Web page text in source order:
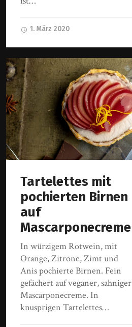
1. März 2020
Tartelettes mit
pochierten Birnen
auf
Mascarponecreme
In würzigem Rotwein, mit
Orange, Zitrone, Zimt und
Anis pochierte Birnen. Fein
gefächert auf veganer, sahniger
Mascarponecreme. In
knusprigen Tartelettes…